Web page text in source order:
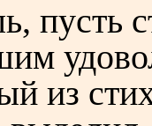
пусть
из